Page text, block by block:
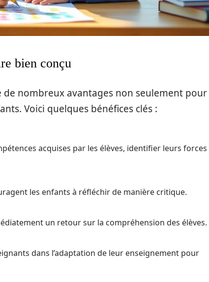
bien conçu
nombreux avantages non seulement pour
Voici quelques bénéfices clés :
acquises par les élèves, identifier leurs forces
les enfants à réfléchir de manière critique.
un retour sur la compréhension des élèves.
dans l’adaptation de leur enseignement pour